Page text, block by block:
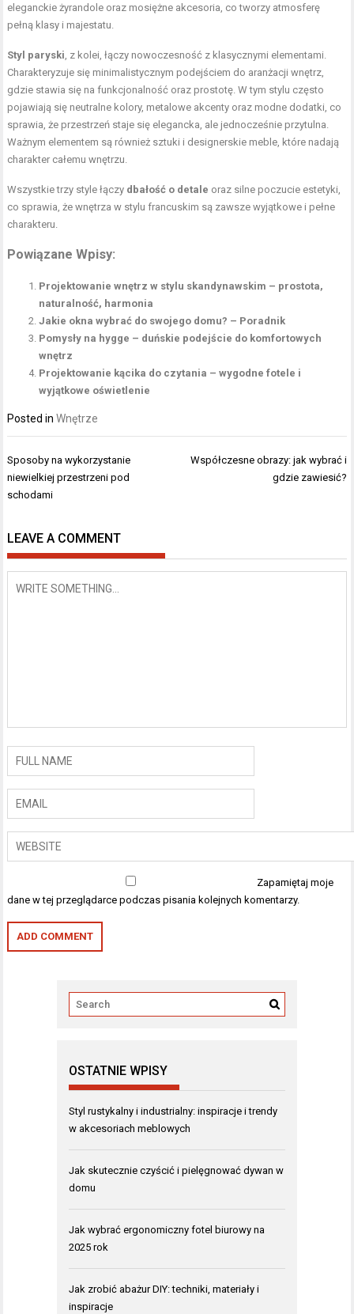
eleganckie żyrandole oraz mosiężne akcesoria, co tworzy atmosferę
pełną klasy i majestatu.
Styl paryski , z kolei, łączy nowoczesność z klasycznymi elementami.
Charakteryzuje się minimalistycznym podejściem do aranżacji wnętrz,
gdzie stawia się na funkcjonalność oraz prostotę. W tym stylu często
pojawiają się neutralne kolory, metalowe akcenty oraz modne dodatki, co
sprawia, że przestrzeń staje się elegancka, ale jednocześnie przytulna.
Ważnym elementem są również sztuki i designerskie meble, które nadają
charakter całemu wnętrzu.
Wszystkie trzy style łączy dbałość o detale oraz silne poczucie estetyki,
co sprawia, że wnętrza w stylu francuskim są zawsze wyjątkowe i pełne
charakteru.
Powiązane Wpisy:
Projektowanie wnętrz w stylu skandynawskim – prostota,
naturalność, harmonia
Jakie okna wybrać do swojego domu? – Poradnik
Pomysły na hygge – duńskie podejście do komfortowych
wnętrz
Projektowanie kącika do czytania – wygodne fotele i
wyjątkowe oświetlenie
Posted inWnętrze
Nawigacja
wpisu
Sposoby na wykorzystanie
niewielkiej przestrzeni pod
schodami
Współczesne obrazy: jak wybrać i
gdzie zawiesić?
LEAVE A COMMENT
Zapamiętaj moje
dane w tej przeglądarce podczas pisania kolejnych komentarzy.
OSTATNIE WPISY
Styl rustykalny i industrialny: inspiracje i trendy
w akcesoriach meblowych
Jak skutecznie czyścić i pielęgnować dywan w
domu
Jak wybrać ergonomiczny fotel biurowy na
2025 rok
Jak zrobić abażur DIY: techniki, materiały i
inspiracje